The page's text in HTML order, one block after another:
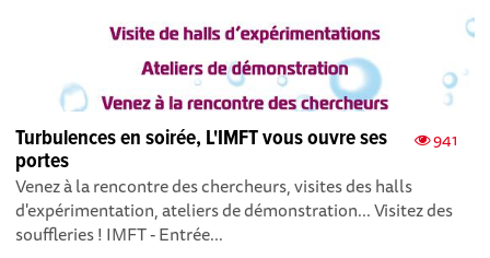
941
Turbulences en soirée, L'IMFT vous ouvre ses
portes
Venez à la rencontre des chercheurs, visites des halls
d'expérimentation, ateliers de démonstration... Visitez des
souffleries ! IMFT - Entrée...